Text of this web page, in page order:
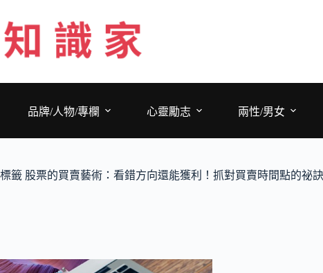
至
主
要
品牌/人物/專欄
心靈勵志 兩性/男女
標籤 股票的買賣藝術：看錯方向還能獲利！抓對買賣時間點的祕訣